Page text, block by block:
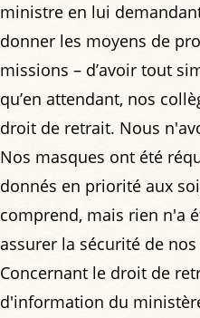
ministre en lui
donner les moyens de
missions – d’avoir tout
qu’en attendant, nos
droit de retrait. Nous
Nos masques ont été
donnés en priorité aux
comprend, mais rien n'a
assurer la sécurité de
Concernant le droit de
d'information du